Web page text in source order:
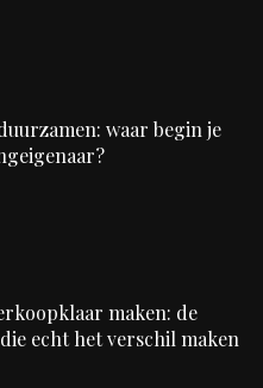
waar begin je
maken: de
echt het verschil maken